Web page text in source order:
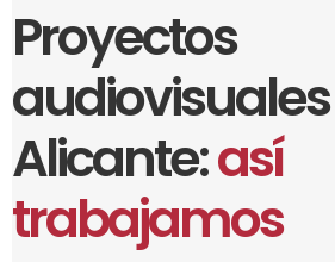
Proyectos
Alicante:así
trabajamos